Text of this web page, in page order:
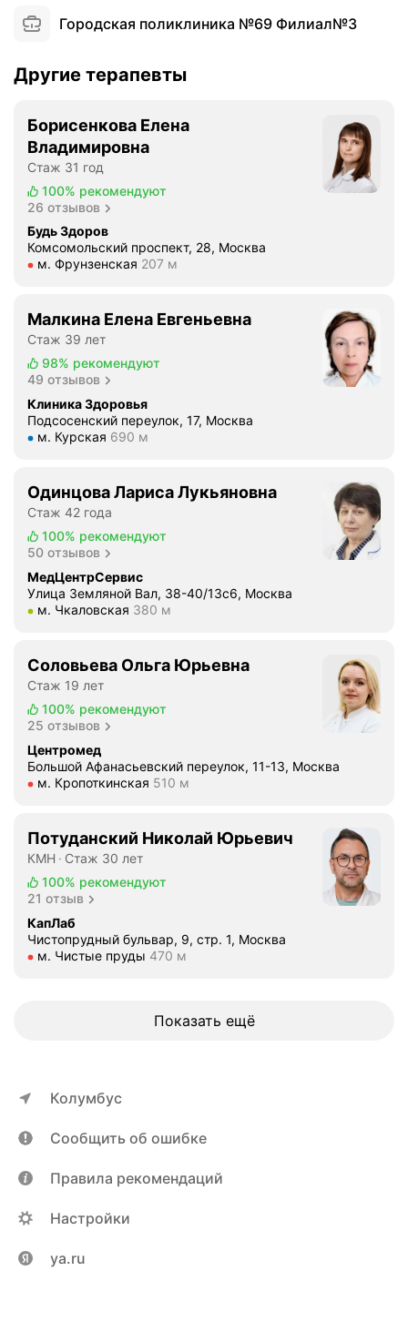
Городская поликлиника №69 Филиал№3
Другие терапевты
Борисенкова Елена
Владимировна
Стаж 31 год
100% рекомендуют
26 отзывов
Будь Здоров
Комсомольский проспект, 28, Москва
Метро м. Фрунзенская Расстояние 207 м
м. Фрунзенская 207 м
Малкина Елена Евгеньевна
Стаж 39 лет
98% рекомендуют
49 отзывов
Клиника Здоровья
Подсосенский переулок, 17, Москва
Метро м. Курская Расстояние 690 м
м. Курская 690 м
Одинцова Лариса Лукьяновна
Стаж 42 года
100% рекомендуют
50 отзывов
МедЦентрСервис
Улица Земляной Вал, 38-40/13с6, Москва
Метро м. Чкаловская Расстояние 380 м
м. Чкаловская 380 м
Соловьева Ольга Юрьевна
Стаж 19 лет
100% рекомендуют
25 отзывов
Центромед
Большой Афанасьевский переулок, 11-13, Москва
Метро м. Кропоткинская Расстояние 510 м
м. Кропоткинская 510 м
Потуданский Николай Юрьевич
КМН
Стаж 30 лет
100% рекомендуют
21 отзыв
КапЛаб
Чистопрудный бульвар, 9, стр. 1, Москва
Метро м. Чистые пруды Расстояние 470 м
м. Чистые пруды 470 м
Показать ещё
Колумбус
Сообщить об ошибке
Правила рекомендаций
Настройки
ya.ru